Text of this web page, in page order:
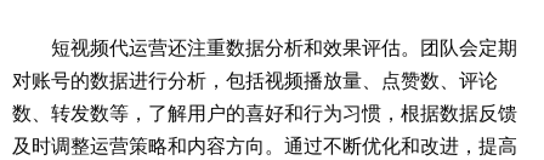
短视频代运营还注重数据分析和效果评估。团队会定期
对账号的数据进行分析，包括视频播放量、点赞数、评论
数、转发数等，了解用户的喜好和行为习惯，根据数据反馈
及时调整运营策略和内容方向。通过不断优化和改进，提高